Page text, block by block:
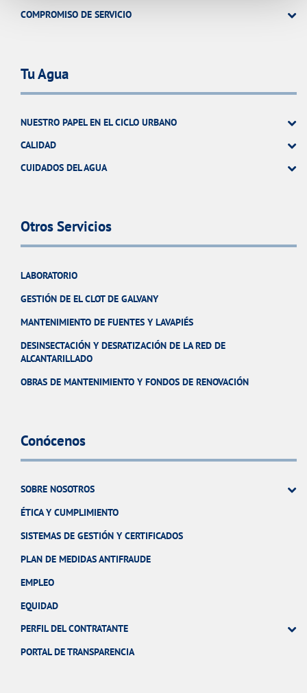
COMPROMISO DE SERVICIO
Tu Agua
NUESTRO PAPEL EN EL CICLO URBANO
CALIDAD
CUIDADOS DEL AGUA
Otros Servicios
LABORATORIO
GESTIÓN DE EL CLOT DE GALVANY
MANTENIMIENTO DE FUENTES Y LAVAPIÉS
DESINSECTACIÓN Y DESRATIZACIÓN DE LA RED DE
ALCANTARILLADO
OBRAS DE MANTENIMIENTO Y FONDOS DE RENOVACIÓN
Conócenos
SOBRE NOSOTROS
ÉTICA Y CUMPLIMIENTO
SISTEMAS DE GESTIÓN Y CERTIFICADOS
PLAN DE MEDIDAS ANTIFRAUDE
EMPLEO
EQUIDAD
PERFIL DEL CONTRATANTE
PORTAL DE TRANSPARENCIA